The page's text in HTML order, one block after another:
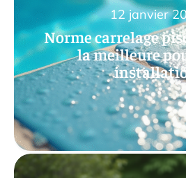
Norme carrelage
la meilleure
12 janvier